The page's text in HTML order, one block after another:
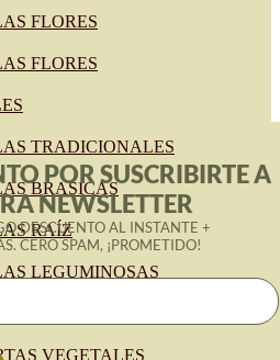
FLORES
FLORES
TRADICIONALES
BRASICAS
RAÍZ
LEGUMINOSAS
VEGETALES
POR SUSCRIBIRTE A
NEWSLETTER
DESCUENTO AL INSTANTE +
CERO SPAM, ¡PROMETIDO!